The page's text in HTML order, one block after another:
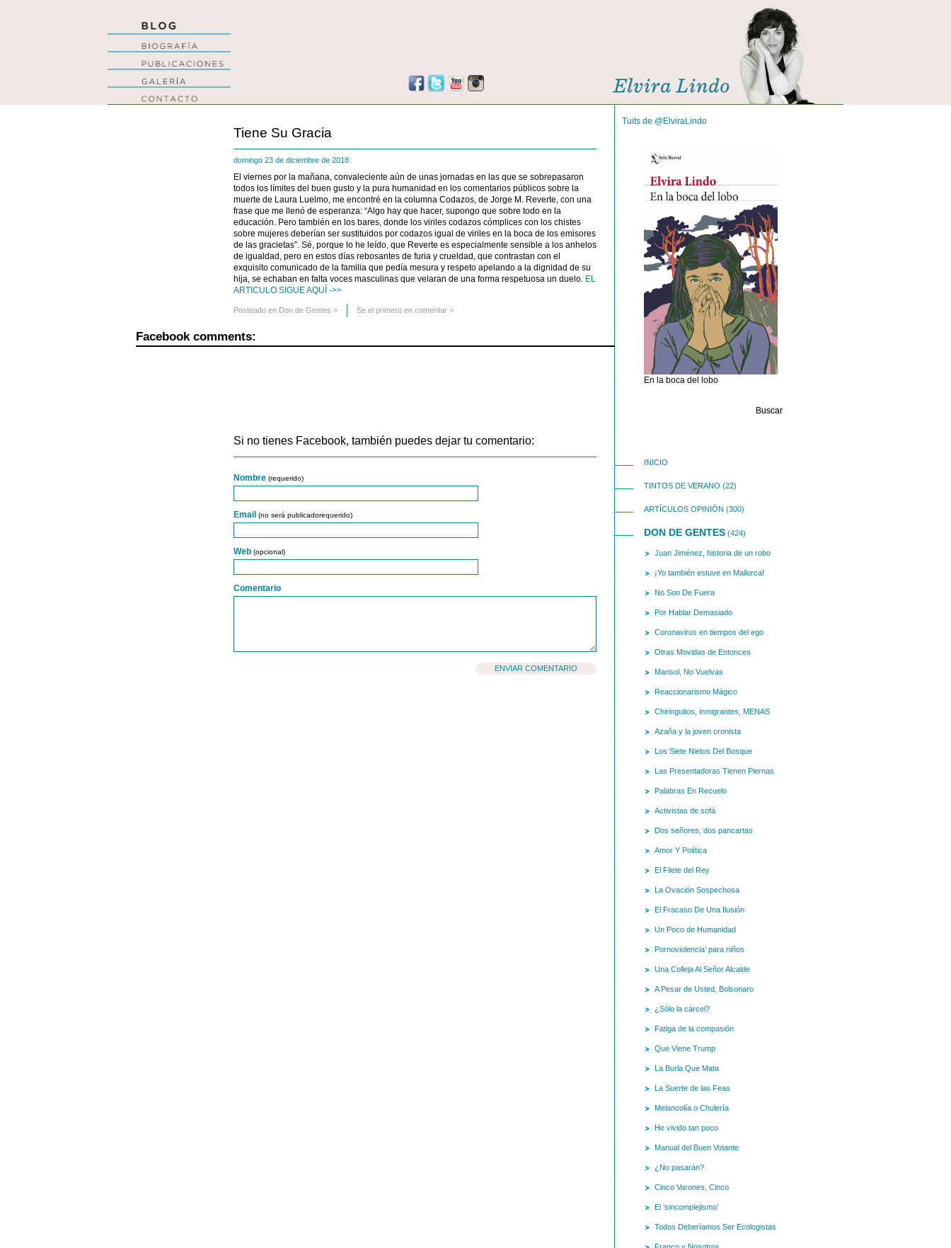
Tiene Su Gracia
domingo 23 de diciembre de 2018
El viernes por la mañana, convaleciente aún de unas jornadas en las que se sobrepasaron
todos los límites del buen gusto y la pura humanidad en los comentarios públicos sobre la
muerte de Laura Luelmo, me encontré en la columna Codazos, de Jorge M. Reverte, con una
frase que me llenó de esperanza: “Algo hay que hacer, supongo que sobre todo en la
educación. Pero también en los bares, donde los viriles codazos cómplices con los chistes
sobre mujeres deberían ser sustituidos por codazos igual de viriles en la boca de los emisores
de las gracietas”. Sé, porque lo he leído, que Reverte es especialmente sensible a los anhelos
de igualdad, pero en estos días rebosantes de furia y crueldad, que contrastan con el
exquisito comunicado de la familia que pedía mesura y respeto apelando a la dignidad de su
hija, se echaban en falta voces masculinas que velaran de una forma respetuosa un duelo. EL
ARTICULO SIGUE AQUÍ ->>
Posteado en Don de Gentes > Se el primero en comentar >
Facebook comments:
Si no tienes Facebook, también puedes dejar tu comentario:
Nombre (requerido)
Email (no será publicadorequerido)
Web (opcional)
Comentario
Tuits de @ElviraLindo
En la boca del lobo
INICIO
TINTOS DE VERANO (22)
ARTÍCULOS OPINIÓN (300)
DON DE GENTES (424)
Juan Jiménez, historia de un robo
¡Yo también estuve en Mallorca!
No Son De Fuera
Por Hablar Demasiado
Coronavirus en tiempos del ego
Otras Movidas de Entonces
Marisol, No Vuelvas
Reaccionarismo Mágico
Chiringuitos, inmigrantes, MENAS
Azaña y la joven cronista
Los Siete Nietos Del Bosque
Las Presentadoras Tienen Piernas
Palabras En Recuelo
Activistas de sofá
Dos señores, dos pancartas
Amor Y Política
El Filete del Rey
La Ovación Sospechosa
El Fracaso De Una Ilusión
Un Poco de Humanidad
Pornoviolencia’ para niños
Una Colleja Al Señor Alcalde
A Pesar de Usted, Bolsonaro
¿Sólo la cárcel?
Fatiga de la compasión
Que Viene Trump
La Burla Que Mata
La Suerte de las Feas
Melancolía o Chulería
He vivido tan poco
Manual del Buen Votante
¿No pasarán?
Cinco Varones, Cinco
El ‘sincomplejismo’
Todos Deberíamos Ser Ecologistas